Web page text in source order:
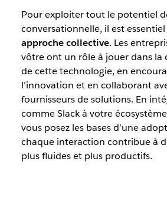
Pour exploiter tout le potentiel
conversationnelle, il est
approche collective. Les
vôtre ont un rôle à jouer dans la
de cette technologie, en
l’innovation et en collaborant
fournisseurs de solutions. En
comme Slack à votre
vous posez les bases d’une
chaque interaction contribue à
plus fluides et plus productifs.